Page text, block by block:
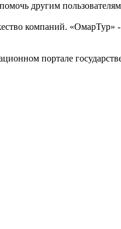
другим
компаний. «ОмарТур»
портале